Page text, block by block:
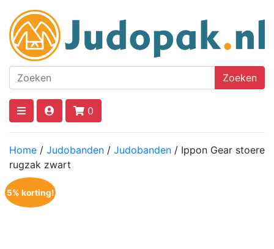
Zoeken
0
Home / Judobanden / Judobanden / Ippon Gear stoere
rugzak zwart
5% korting!